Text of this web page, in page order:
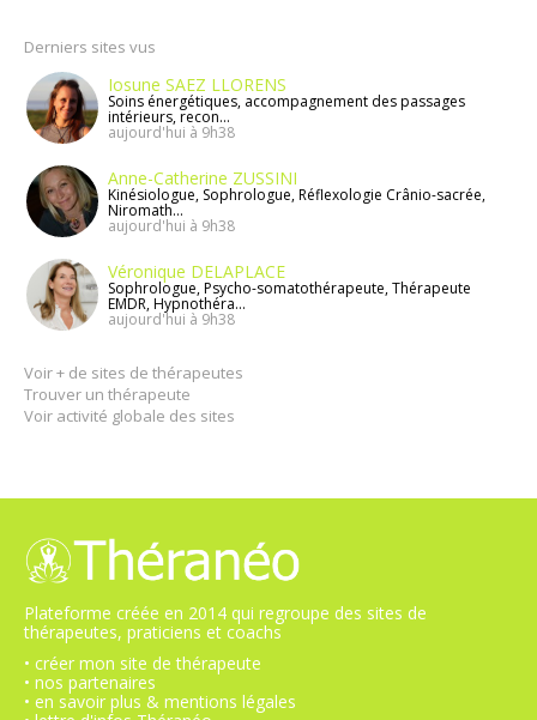
Derniers sites vus
Iosune SAEZ LLORENS
Soins énergétiques, accompagnement des passages
intérieurs, recon...
aujourd'hui à 9h38
Anne-Catherine ZUSSINI
Kinésiologue, Sophrologue, Réflexologie Crânio-sacrée,
Niromath...
aujourd'hui à 9h38
Véronique DELAPLACE
Sophrologue, Psycho-somatothérapeute, Thérapeute
EMDR, Hypnothéra...
aujourd'hui à 9h38
Voir + de sites de thérapeutes
Trouver un thérapeute
Voir activité globale des sites
Plateforme créée en 2014 qui regroupe des sites de
thérapeutes, praticiens et coachs
• créer mon site de thérapeute
• nos partenaires
• en savoir plus & mentions légales